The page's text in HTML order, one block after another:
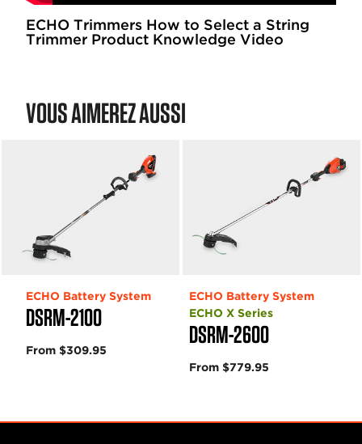
ECHO Trimmers How to Select a String
Trimmer Product Knowledge Video
VOUS AIMEREZ AUSSI
DSRM-2100
ECHO Battery System
From $309.95
DSRM-2600
ECHO Battery System
ECHO X Series
From $779.95